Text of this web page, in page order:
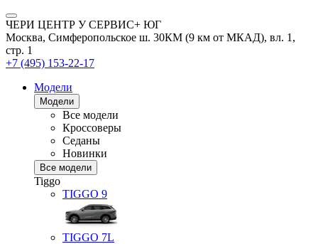
ЧЕРИ ЦЕНТР У СЕРВИС+ ЮГ
Москва, Симферопольское ш. 30КМ (9 км от МКАД), вл. 1,
стр. 1
+7 (495) 153-22-17
Модели
Модели
Все модели
Кроссоверы
Седаны
Новинки
Все модели
Tiggo
TIGGO 9
TIGGO 7L